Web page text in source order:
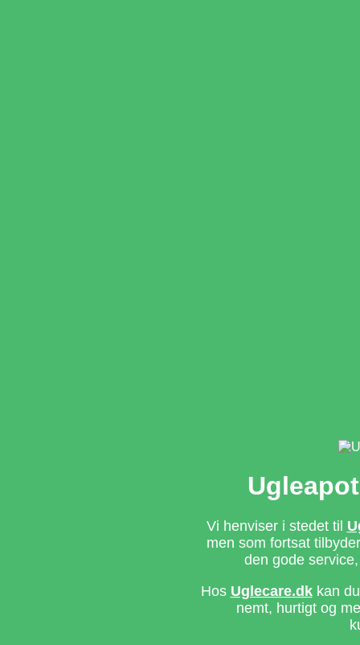
Vi henviser i stedet til
men som fortsat
den gode
Hos Uglecare.dkkan du
nemt, hurtigt og